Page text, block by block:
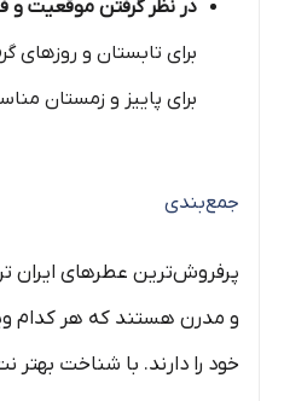
در نظر گرفتن موقعیت
برای تابستان و روزهای
برای پاییز و زمستان
جمع‌بندی
پرفروش‌ترین عطرهای ایران
و مدرن هستند که هر کدام
خود را دارند. با شناخت